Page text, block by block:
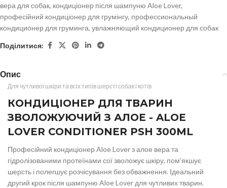
вера для собак, кондиціонер після шампуню Aloe Lover,
професійний кондиціонер для грумінгу, профессиональный
кондиционер для груминга, увлажняющий кондиционер для собак
Поділитися:
Опис
Для чутливої шкіри та всіх типів шерсті собак і котів
КОНДИЦІОНЕР ДЛЯ ТВАРИН
ЗВОЛОЖУЮЧИЙ З АЛОЕ - ALOE
LOVER CONDITIONER PSH 300ML
Професійний кондиціонер Aloe Lover з алое вера та
гідролізованими протеїнами сої зволожує шкіру, пом’якшує
шерсть і полегшує розчісування без обважнення. Ідеальний
другий крок після шампуню Aloe Lover для чутливих тварин.